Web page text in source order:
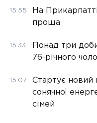
15:55
На
проща
15:33
Понад три
76-річного
15:07
Стартує новий
сонячної
сімей